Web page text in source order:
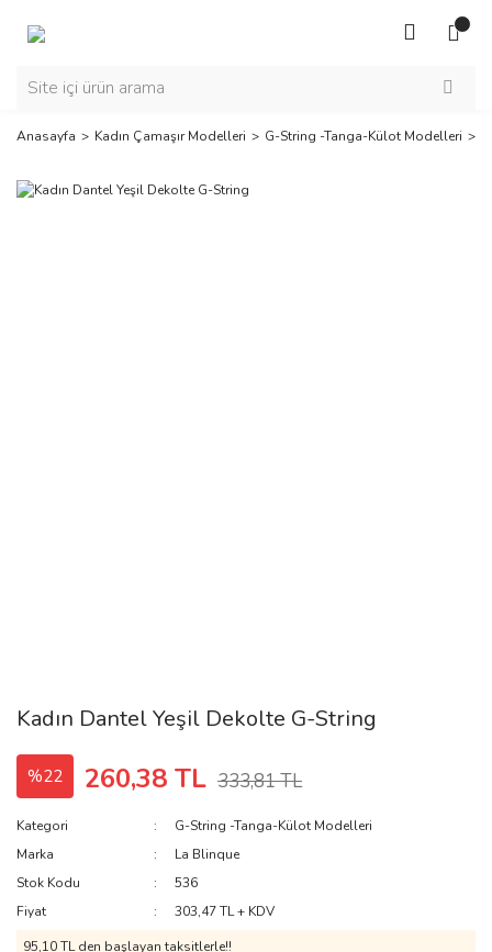
Anasayfa Kadın Çamaşır Modelleri G-String -Tanga-Külot Modelleri
Kadın Dantel Yeşil Dekolte G-String
%22 260,38 TL 333,81 TL
Kategori
G-String -Tanga-Külot Modelleri
Marka
La Blinque
Stok Kodu
536
Fiyat
303,47 TL + KDV
95,10 TL den başlayan taksitlerle!!